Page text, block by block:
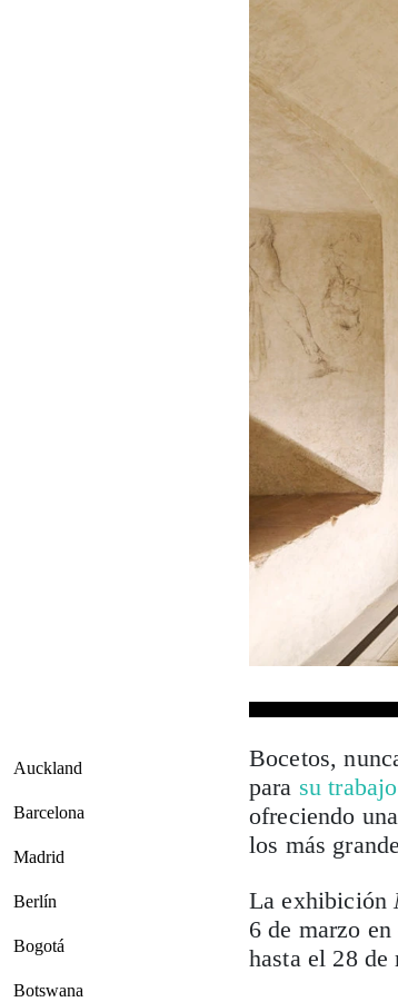
Auckland
Barcelona
Madrid
Berlín
Bogotá
Botswana
Bocetos,
para su
ofreciendo
los más
La exhibición
6 de marzo
hasta el 28 de